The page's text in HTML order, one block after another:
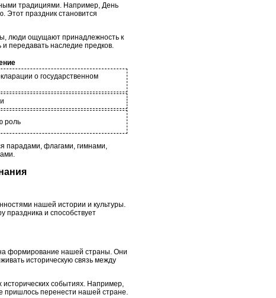
традициями. Например, День
Этот праздник становится
люди ощущают принадлежность к
и передавать наследие предков.
о государственном
роль
парадами, флагами, гимнами,
нашей истории и культуры.
праздника и способствует
формирование нашей страны. Они
историческую связь между
исторических событиях. Например,
пришлось перенести нашей стране.